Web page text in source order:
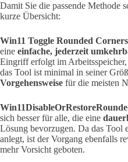
Damit Sie die passende Methode
kurze Übersicht:
Win11 Toggle Rounded Corners
eine einfache, jederzeit
Eingriff erfolgt im
das Tool ist minimal in seiner
Vorgehensweise für die meisten
sich besser für alle, die eine
Lösung bevorzugen. Da das Tool
anlegt, ist der Vorgang ebenfalls
mehr Vorsicht geboten.